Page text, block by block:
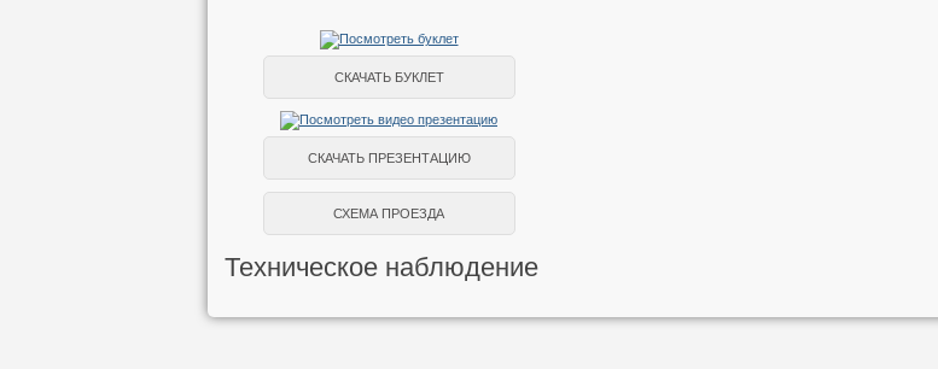
СКАЧАТЬ БУКЛЕТ
СКАЧАТЬ ПРЕЗЕНТАЦИЮ
СХЕМА ПРОЕЗДА
Техническое наблюдение